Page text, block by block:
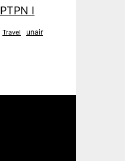
PTPN I
Travel unair